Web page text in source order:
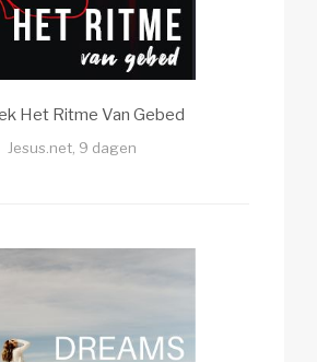
Het Ritme Van Gebed
Jesus.net, 9 dagen